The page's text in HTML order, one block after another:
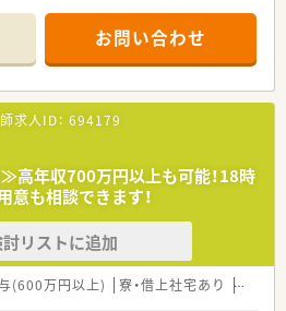
。
務スタッフ3名と登録販売者1名が在籍し
境です。
年以上の歴史を誇る地域に根差した安
。
剤薬局を展開しており、今後も年間1〜
中です。
結び、月1回の勉強会を実施するなど、
しています。
います】
援システムを導入し、薬剤師の負担軽減
お問い合わせ
求人ID： 694179
≫高年収700万円以上も可能！18時
意も相談できます！
リストに追加
(600万円以上) 寮・借上社宅あり 住宅